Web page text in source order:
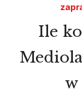
Ile
w